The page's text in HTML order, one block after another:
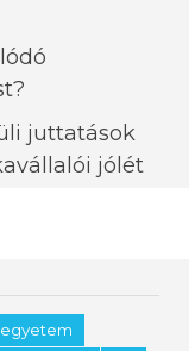
juttatások
jólét
egyetem